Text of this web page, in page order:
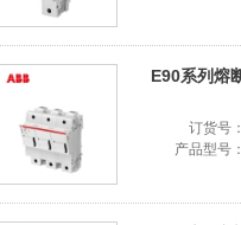
E90系列熔
订货号
产品型号